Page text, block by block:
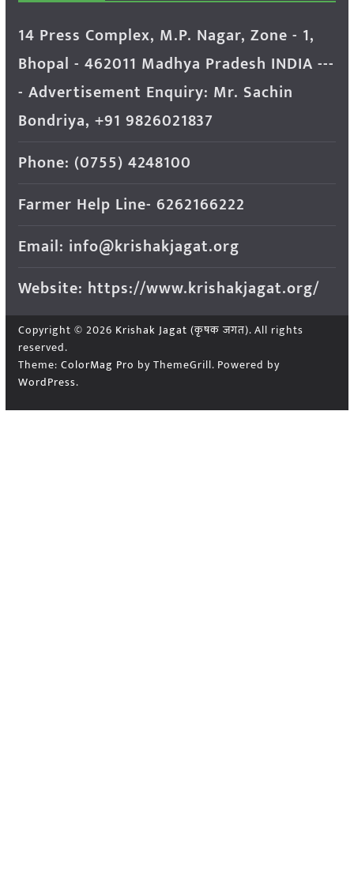
14 Press Complex, M.P. Nagar, Zone - 1,
Bhopal - 462011 Madhya Pradesh INDIA ---
- Advertisement Enquiry: Mr. Sachin
Bondriya, +91 9826021837
Phone: (0755) 4248100
Farmer Help Line- 6262166222
Email: info@krishakjagat.org
Website: https://www.krishakjagat.org/
Copyright © 2026 Krishak Jagat (कृषक जगत). All rights
reserved.
Theme: ColorMag Pro by ThemeGrill. Powered by
WordPress.